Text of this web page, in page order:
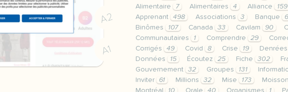
A2
A1
Alimentaire
7 Alimentaires 4 Alliance
159
Apprenant
498 Associations 3 Banque
6
Binômes
107 Canada 33 Cavilam 90
Communautaires
1 Comprendre 29
Corrigés
49 Covid 8 Crise 19 Denrées
Données
15 Écoutez 25 Fiche 302
Gouvernement
32 Groupes 131
Inviter
61 Millions 32 Mise 173 Moisson
Montréal
10 Orale 40 Organismes 1